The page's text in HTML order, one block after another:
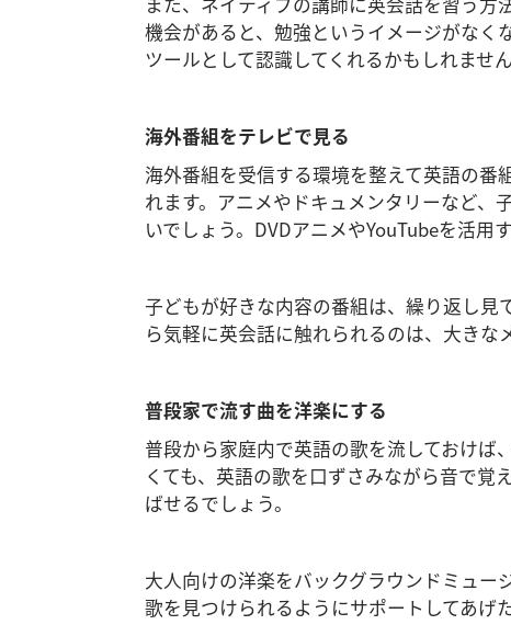
機会があると、勉強というイメージがなく
ツールとして認識してくれるかもしれません
海外番組をテレビで見る
海外番組を受信する環境を整えて英語の番
れます。アニメやドキュメンタリーなど、
いでしょう。DVDアニメやYouTubeを活用
子どもが好きな内容の番組は、繰り返し見
ら気軽に英会話に触れられるのは、大きな
普段家で流す曲を洋楽にする
普段から家庭内で英語の歌を流しておけば
くても、英語の歌を口ずさみながら音で覚
ばせるでしょう。
大人向けの洋楽をバックグラウンドミュー
歌を見つけられるようにサポートしてあげ